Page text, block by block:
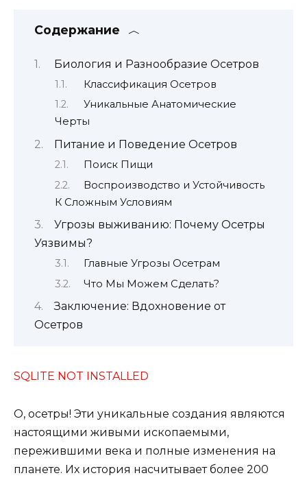
Содержание
Биология и Разнообразие Осетров
Классификация Осетров
Уникальные Анатомические
Черты
Питание и Поведение Осетров
Поиск Пищи
Воспроизводство и Устойчивость
К Сложным Условиям
Угрозы выживанию: Почему Осетры
Уязвимы?
Главные Угрозы Осетрам
Что Мы Можем Сделать?
Заключение: Вдохновение от
Осетров
SQLITE NOT INSTALLED
О, осетры! Эти уникальные создания являются
настоящими живыми ископаемыми,
пережившими века и полные изменения на
планете. Их история насчитывает более 200